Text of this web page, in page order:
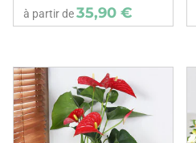
à partir de35,90 €